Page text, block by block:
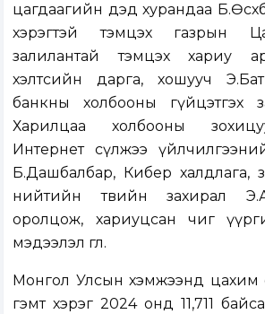
цагдаагийн дэд хурандаа
хэрэгтэй тэмцэх газрын
залилантай тэмцэх хариу
хэлтсийн дарга, хошууч
банкны холбооны гүйцэтгэх
Харилцаа холбооны
Интернет сүлжээ
Б.Дашбалбар, Кибер халдлага,
нийтийн төвийн захирал
оролцож, хариуцсан чиг
мэдээлэл өглөө.
Монгол Улсын хэмжээнд цахим
гэмт хэрэг 2024 онд 11,711